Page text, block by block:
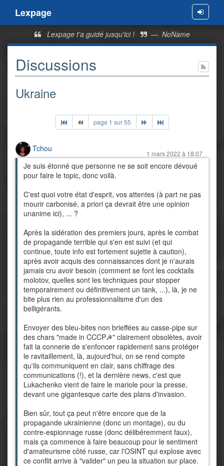
Menu
Lexpage
Lexpage t'a guidé jusqu'ici ! — NoName
Discussions
Ukraine
page 1 sur 55
Tchou
1 mars 2022 à 18:07
Je suis étonné que personne ne se soit encore dévoué
pour faire le topic, donc voilà.
C'est quoi votre état d'esprit, vos attentes (à part ne pas
mourir carbonisé, a priori ça devrait être une opinion
unanime ici), ... ?
Après la sidération des premiers jours, après le combat
de propagande terrible qui s'en est suivi (et qui
continue, toute info est fortement sujette à caution),
après avoir acquis des connaissances dont je n'aurais
jamais cru avoir besoin (comment se font les cocktails
molotov, quelles sont les techniques pour stopper
temporairement ou définitivement un tank, ...), là, je ne
bite plus rien au professionnalisme d'un des
belligérants.
Envoyer des bleu-bites non brieffées au casse-pipe sur
des chars "made in CCCP☭" clairement obsolètes, avoir
fait la connerie de s'enfoncer rapidement sans protéger
le ravitaillement, là, aujourd'hui, on se rend compte
qu'ils communiquent en clair, sans chiffrage des
communications (!), et la dernière news, c'est que
Lukachenko vient de faire le mariole pour la presse,
devant une gigantesque carte des plans d'invasion.
Bien sûr, tout ça peut n'être encore que de la
propagande ukrainienne (donc un montage), ou du
contre-espionnage russe (donc délibéremment faux),
mais ça commence à faire beaucoup pour le sentiment
d'amateurisme côté russe, car l'OSINT qui explose avec
ce conflit arrive à "valider" un peu la situation sur place.